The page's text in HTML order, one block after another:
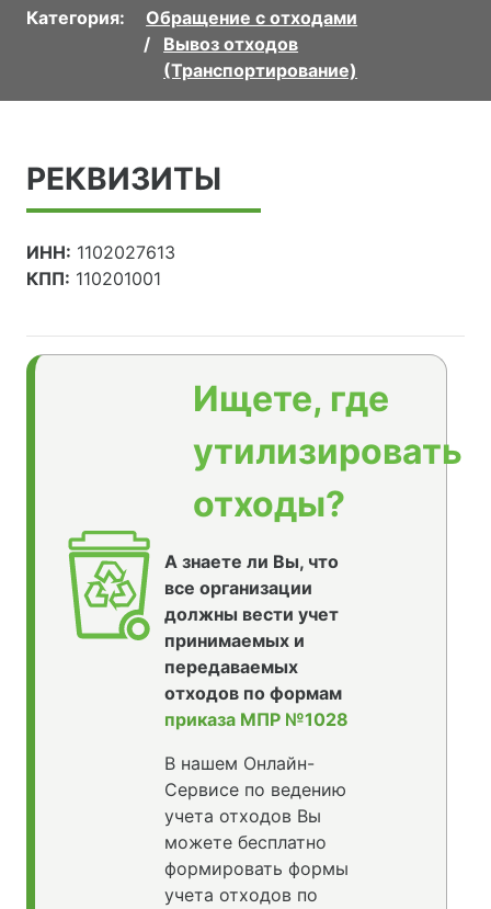
Категория:
Обращение с отходами
Вывоз отходов
(Транспортирование)
РЕКВИЗИТЫ
ИНН: 1102027613
КПП: 110201001
Ищете, где
утилизировать
отходы?
А знаете ли Вы, что
все организации
должны вести учет
принимаемых и
передаваемых
отходов по формам
приказа МПР №1028
В нашем Онлайн-
Сервисе по ведению
учета отходов Вы
можете бесплатно
формировать формы
учета отходов по